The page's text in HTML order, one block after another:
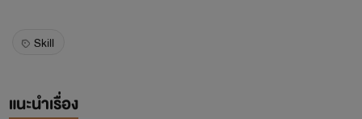
Skill
แนะนำเรื่อง